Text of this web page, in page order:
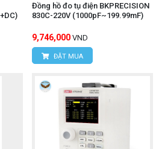
Đồng hồ đo tụ điện BKPRECISION
830C-220V (1000pF~199.99mF)
9,746,000 VND
ĐẶT MUA